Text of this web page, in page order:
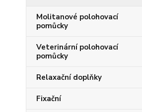
Molitanové polohovací
pomůcky
Veterinární polohovací
pomůcky
Relaxační doplňky
Fixační